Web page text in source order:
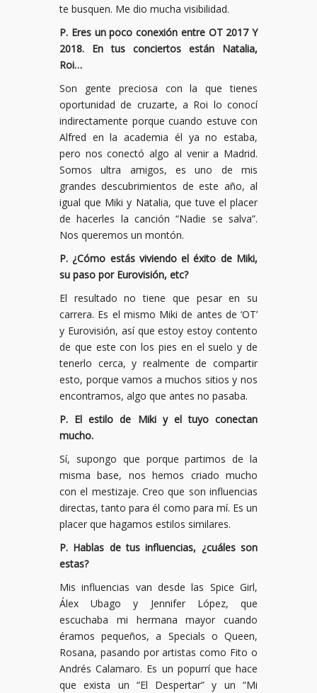
te busquen. Me dio mucha visibilidad.
P. Eres un poco conexión entre OT 2017 Y
2018. En tus conciertos están Natalia,
Roi…
Son gente preciosa con la que tienes
oportunidad de cruzarte, a Roi lo conocí
indirectamente porque cuando estuve con
Alfred en la academia él ya no estaba,
pero nos conectó algo al venir a Madrid.
Somos ultra amigos, es uno de mis
grandes descubrimientos de este año, al
igual que Miki y Natalia, que tuve el placer
de hacerles la canción “Nadie se salva”.
Nos queremos un montón.
P. ¿Cómo estás viviendo el éxito de Miki,
su paso por Eurovisión, etc?
El resultado no tiene que pesar en su
carrera. Es el mismo Miki de antes de ‘OT’
y Eurovisión, así que estoy estoy contento
de que este con los pies en el suelo y de
tenerlo cerca, y realmente de compartir
esto, porque vamos a muchos sitios y nos
encontramos, algo que antes no pasaba.
P. El estilo de Miki y el tuyo conectan
mucho.
Sí, supongo que porque partimos de la
misma base, nos hemos criado mucho
con el mestizaje. Creo que son influencias
directas, tanto para él como para mí. Es un
placer que hagamos estilos similares.
P. Hablas de tus influencias, ¿cuáles son
estas?
Mis influencias van desde las Spice Girl,
Álex Ubago y Jennifer López, que
escuchaba mi hermana mayor cuando
éramos pequeños, a Specials o Queen,
Rosana, pasando por artistas como Fito o
Andrés Calamaro. Es un popurrí que hace
que exista un “El Despertar” y un “Mi